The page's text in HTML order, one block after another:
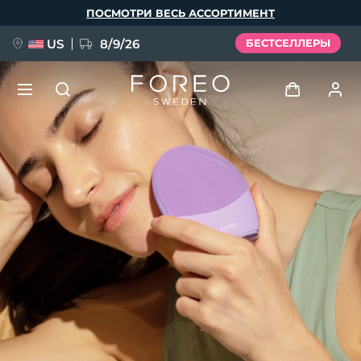
ПОСМОТРИ ВЕСЬ АССОРТИМЕНТ
US 8/9/26 БЕСТСЕЛЛЕРЫ
Профиль пользователя
Мои приборы
Мои заказы
Мои адреса
Мои подписки
НОВИНКА
FAQ™ Pure Beauty-Tech Elixir
BREAKING NEWS
issa™ Teeth Whitening Set
Язык
English Deutsch
Español
Français
Italiano
Português
Svenska
Русский
Türkçe
简体中文 繁體中文